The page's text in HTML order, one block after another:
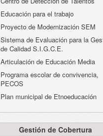
Educación para el trabajo
Proyecto de Modernización SEM
Sistema de Evaluación para la
de Calidad S.I.G.C.E.
Articulación de Educación Media
Programa escolar de convivencia,
PECOS
Plan municipal de Etnoeducación
Gestión de Cobertura